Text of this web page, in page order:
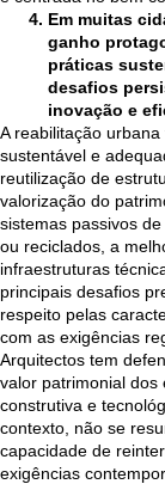
Em muitas
ganho
práticas
desafios
inovação e
A reabilitação
sustentável e
reutilização de
valorização do
sistemas passivos
ou reciclados, a
infraestruturas
principais desafios
respeito pelas
com as exigências
Arquitectos tem
valor patrimonial dos
construtiva e
contexto, não se
capacidade de
exigências